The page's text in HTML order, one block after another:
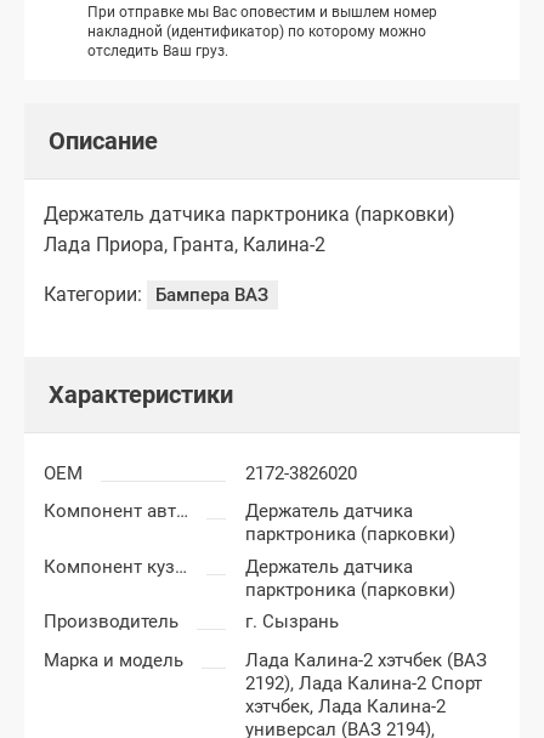
При отправке мы Вас оповестим и вышлем номер
накладной (идентификатор) по которому можно
отследить Ваш груз.
Описание
Держатель датчика парктроника (парковки)
Лада Приора, Гранта, Калина-2
Категории: Бампера ВАЗ
Характеристики
OEM
2172-3826020
Компонент автоаксессуаров
Держатель датчика
парктроника (парковки)
Компонент кузова
Держатель датчика
парктроника (парковки)
Производитель
г. Сызрань
Марка и модель
Лада Калина-2 хэтчбек (ВАЗ
2192),Лада Калина-2 Спорт
хэтчбек,Лада Калина-2
универсал (ВАЗ 2194),